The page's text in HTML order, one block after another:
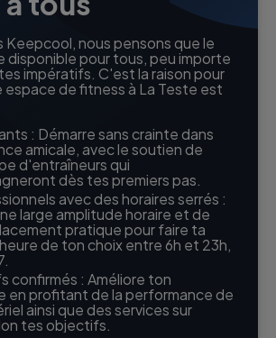
Keepcool, nous pensons que le
pour tous, peu importe
impératifs. C'est la raison pour
espace de fitness à La Teste est
: Démarre sans crainte dans
amicale, avec le soutien de
d'entraîneurs qui
dès tes premiers pas.
avec des horaires serrés :
large amplitude horaire et de
pratique pour faire ta
de ton choix entre 6h et 23h,
confirmés : Améliore ton
en profitant de la performance de
ainsi que des services sur
tes objectifs.